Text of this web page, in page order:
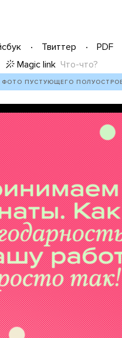
Твиттер
PDF
Magic link Что-что?
ФОТО ПУСТУЮЩЕГО